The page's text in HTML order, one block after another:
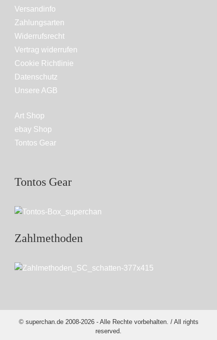
Versandinfo
Zahlungsarten
Widerrufsrecht
Vertrag widerrufen
Cookie Richtlinie
Datenschutz
Unsere AGB
Art Shop
ebay Shop
Tontos Gear
Tontos Gear
Zahlmethoden
© superchan.de 2008-2026 - Alle Rechte vorbehalten. / All rights
reserved.